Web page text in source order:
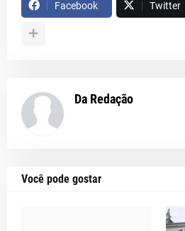
Facebook Twitter
Da Redação
Você pode gostar